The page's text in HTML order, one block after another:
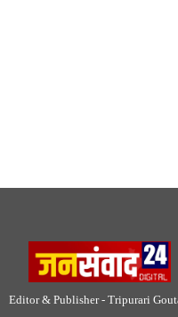
Editor & Publisher - Tripurari